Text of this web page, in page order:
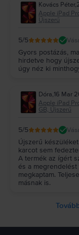
Kovács Péter,
Apple iPad
Újszerű
5/5
Gyors postázás,
hirdetve hogy
úgy néz ki
Dóra,16 Mar
Apple iPad
GB, Újszerű
5/5
Újszerű
karcot sem
A termék az ígért
és a
megkaptam.
másnak is.